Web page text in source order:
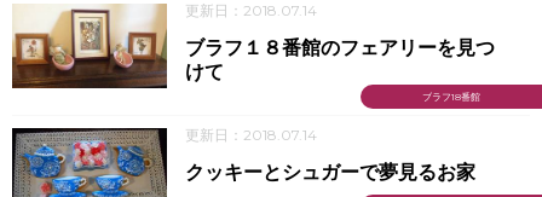
更新日：2018.07.14
ブラフ18番館
ブラフ１８番館のフェアリーを見つ
けて
更新日：2018.07.14
クッキーとシュガーで夢見るお家